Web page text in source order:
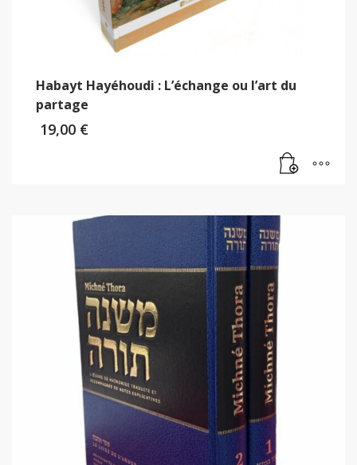
Habayt Hayéhoudi : L’échange ou l’art du
partage
19,00 €